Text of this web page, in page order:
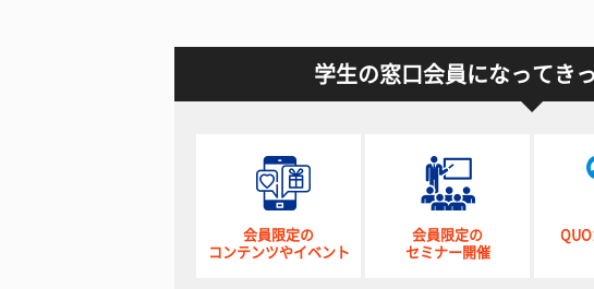
学生の窓口会員になってき
会員限定の
コンテンツやイベント
会員限定の
セミナー開催